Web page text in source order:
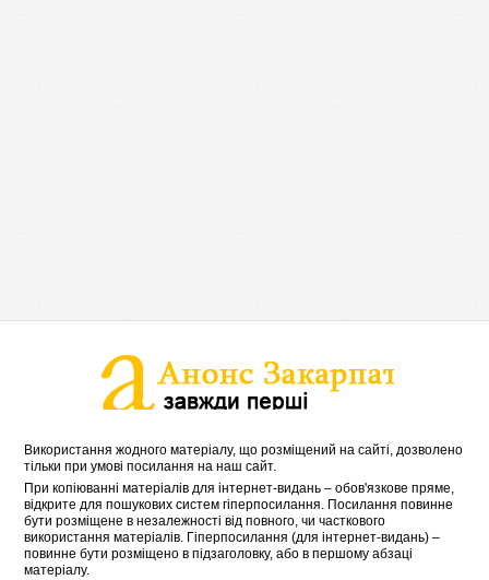
Використання жодного матеріалу, що розміщений на сайті, дозволено
тільки при умові посилання на наш сайт.
При копіюванні матеріалів для інтернет-видань – обов'язкове пряме,
відкрите для пошукових систем гіперпосилання. Посилання повинне
бути розміщене в незалежності від повного, чи часткового
використання матеріалів. Гіперпосилання (для інтернет-видань) –
повинне бути розміщено в підзаголовку, або в першому абзаці
матеріалу.